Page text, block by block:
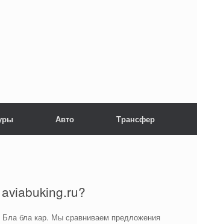
Авто Трансфер
Бла бла кар. Мы сравниваем предложения